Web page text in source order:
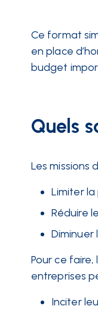
Ce format
en place
budget
Quels
Les missions
Limiter la
Réduire
Diminuer
Pour ce
entreprises
Inciter